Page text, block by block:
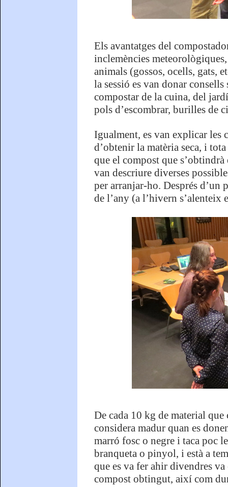
Els avantatges del
inclemències
animals (gossos, ocells, gats,
la sessió es van donar
compostar de la cuina, del
pols d’escombrar, burilles de
Igualment, es van explicar
d’obtenir la matèria seca, i
que el compost que
van descriure diverses
per arranjar-ho. Després d’un
de l’any (a l’hivern s’alenteix
De cada 10 kg de material
considera madur quan es
marró fosc o negre i taca poc
branqueta o pinyol, i està a
que es va fer ahir divendres
compost obtingut, així com